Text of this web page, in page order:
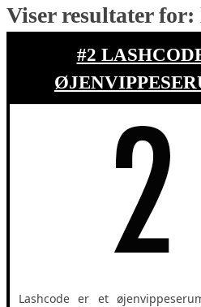
Viser resultater for:
#2
Lashcode er et